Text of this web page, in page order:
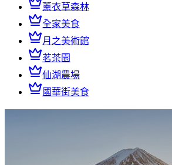
薰衣草森林
全家美食
月之美術館
茗茶園
仙湖農場
國華街美食